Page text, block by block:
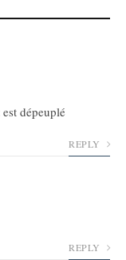
dépeuplé
REPLY
REPLY